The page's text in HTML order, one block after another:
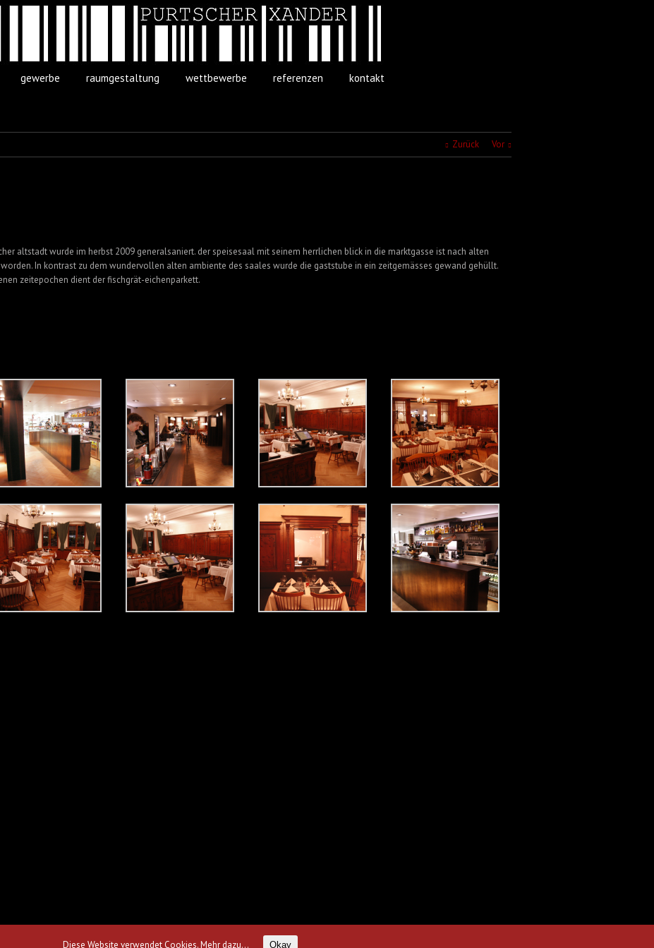
gewerbe raumgestaltung wettbewerbe referenzen kontakt
Zurück Vor
altstadt wurde im herbst 2009 generalsaniert. der speisesaal mit seinem herrlichen blick in die marktgasse ist nach alten
In kontrast zu dem wundervollen alten ambiente des saales wurde die gaststube in ein zeitgemässes gewand gehüllt.
zeitepochen dient der fischgrät-eichenparkett.
Diese Website verwendet Cookies.Mehr dazu... Okay